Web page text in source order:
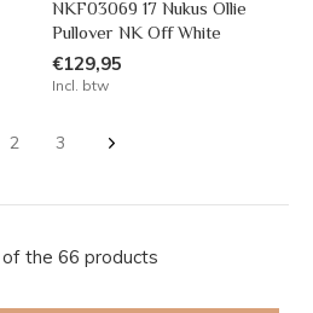
NKF03069 17 Nukus Ollie
Pullover NK Off White
€129,95
Incl. btw
2 3
the 66 products